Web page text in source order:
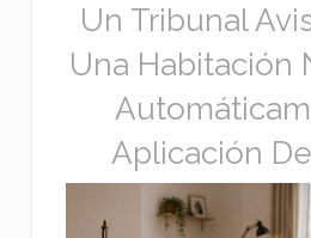
Un Tribunal
Una Habitación
Aplicación